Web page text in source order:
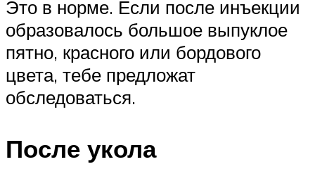
Это в норме. Если после инъекции
образовалось большое выпуклое
пятно, красного или бордового
цвета, тебе предложат
обследоваться.
После укола